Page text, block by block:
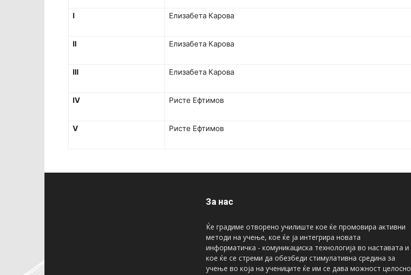
I Елизабета Карова
II Елизабета Карова
III Елизабета Карова
IV Ристе Ефтимов
V Ристе Ефтимов
За нас
Ќе градиме отворено училиште кое ќе промовира активни
методи на учење, кое ќе ја интегрира новата
информатичка - комуникациска технологија во наставата и
кое ќе се стреми да обезбеди стимулативна средина за
учење во која на учениците ќе им се дава можност целосно